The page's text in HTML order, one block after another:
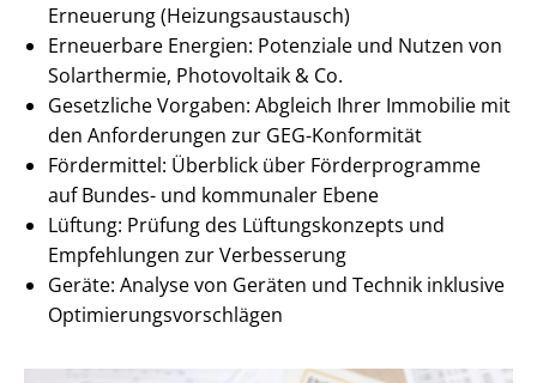
Erneuerung (Hei­zungs­aus­tausch)
Erneuerbare Energien: Potenziale und Nutzen von
Solarthermie, Photovoltaik & Co.
Gesetzliche Vorgaben: Abgleich Ihrer Immobilie mit
den Anforderungen zur GEG-Konformität
Fördermittel: Überblick über Förderprogramme
auf Bundes- und kommunaler Ebene
Lüftung: Prüfung des Lüf­tungs­kon­zepts und
Empfehlungen zur Verbesserung
Geräte: Analyse von Geräten und Technik inklusive
Op­ti­mie­rungs­vor­schlä­gen